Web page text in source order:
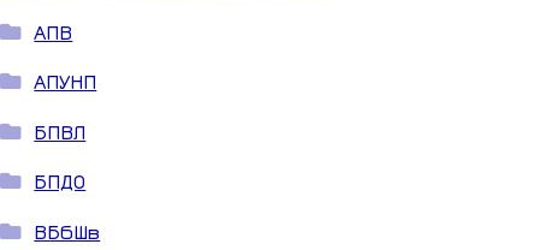
АПВ
АПУНП
БПВЛ
БПДО
ВБбШв